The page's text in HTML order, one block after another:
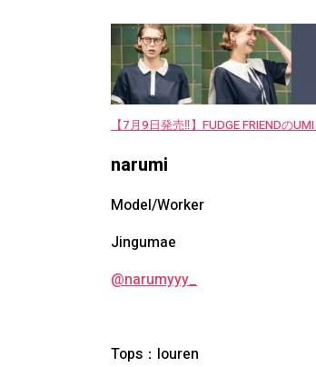
【7月9日発売‼︎】FUDGE FRIENDの
narumi
Model/Worker
Jingumae
@narumyyy_
Tops：louren